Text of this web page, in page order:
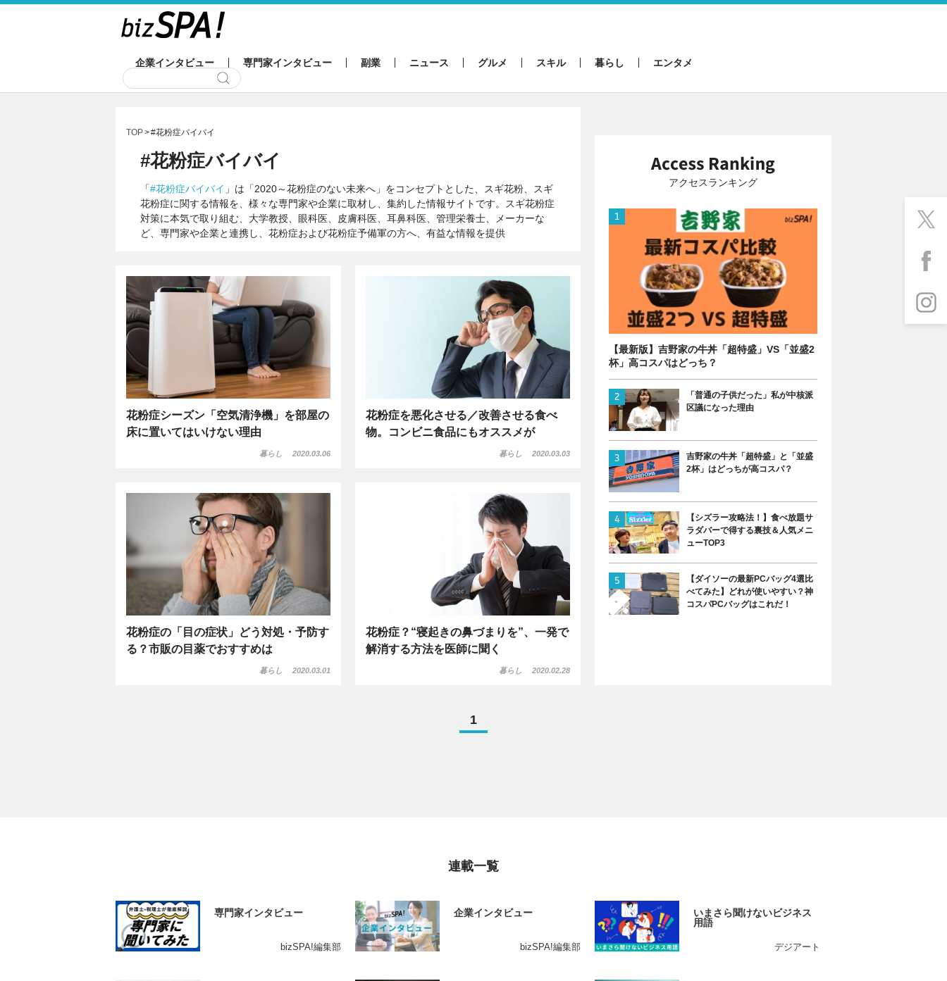
企業インタビュー 専門家インタビュー 副業 ニュース グルメ スキル 暮らし エンタメ
TOP #花粉症バイバイ
#花粉症バイバイ
「#花粉症バイバイ 」は「2020～花粉症のない未来へ」をコンセプトとした、スギ花粉、スギ
花粉症に関する情報を、様々な専門家や企業に取材し、集約した情報サイトです。スギ花粉症
対策に本気で取り組む、大学教授、眼科医、皮膚科医、耳鼻科医、管理栄養士、メーカーな
ど、専門家や企業と連携し、花粉症および花粉症予備軍の方へ、有益な情報を提供
花粉症シーズン「空気清浄機」を部屋の
床に置いてはいけない理由
暮らし 2020.03.06
花粉症を悪化させる／改善させる食べ
物。コンビニ食品にもオススメが
暮らし 2020.03.03
花粉症の「目の症状」どう対処・予防す
る？市販の目薬でおすすめは
暮らし 2020.03.01
花粉症？“寝起きの鼻づまりを”、一発で
解消する方法を医師に聞く
暮らし 2020.02.28
アクセスランキング
【最新版】吉野家の牛丼「超特盛」VS「並盛2
杯」高コスパはどっち？
「普通の子供だった」私が中核派
区議になった理由
吉野家の牛丼「超特盛」と「並盛
2杯」はどっちが高コスパ？
【シズラー攻略法！】食べ放題サ
ラダバーで得する裏技＆人気メニ
ューTOP3
【ダイソーの最新PCバッグ4選比
べてみた】どれが使いやすい？神
コスパPCバッグはこれだ！
1
連載一覧
専門家インタビュー
bizSPA!編集部
企業インタビュー
bizSPA!編集部
いまさら聞けないビジネス
用語
デジアート